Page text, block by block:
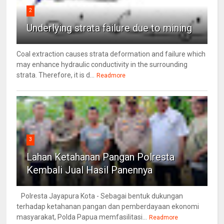
2
Underlying strata failure due to mining
Coal extraction causes strata deformation and failure which
may enhance hydraulic conductivity in the surrounding
strata. Therefore, it is d... Readmore
3
Lahan Ketahanan Pangan Polresta
Kembali Jual Hasil Panennya
Polresta Jayapura Kota - Sebagai bentuk dukungan
terhadap ketahanan pangan dan pemberdayaan ekonomi
masyarakat, Polda Papua memfasilitasi... Readmore